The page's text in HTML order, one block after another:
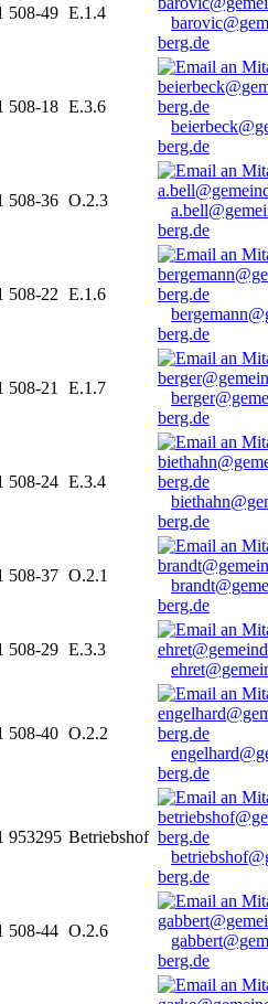
508-49 E.1.4
berg.de
508-18 E.3.6
berg.de
508-36 O.2.3
berg.de
508-22 E.1.6
berg.de
508-21 E.1.7
berg.de
508-24 E.3.4
berg.de
508-37 O.2.1
berg.de
508-29 E.3.3
508-40 O.2.2
berg.de
953295 Betriebshof
berg.de
508-44 O.2.6
berg.de